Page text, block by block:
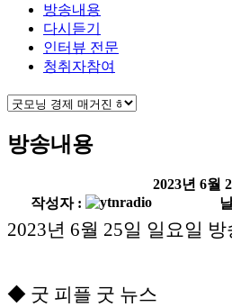
방송내용
다시듣기
인터뷰 전문
청취자참여
방송내용
2023년 6월
작성자 :
2023년 6월 25일 일요일
◆ 굿 피플 굿 뉴스